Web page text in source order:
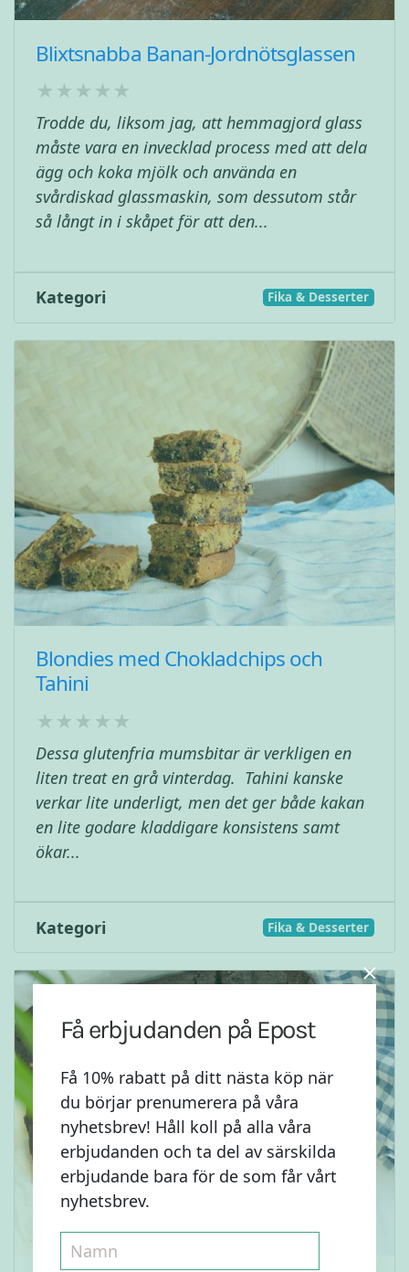
Blixtsnabba Banan-Jordnötsglassen
Trodde du, liksom jag, att hemmagjord glass
måste vara en invecklad process med att dela
ägg och koka mjölk och använda en
svårdiskad glassmaskin, som dessutom står
så långt in i skåpet för att den...
Kategori Fika & Desserter
Blondies med Chokladchips och
Tahini
Dessa glutenfria mumsbitar är verkligen en
liten treat en grå vinterdag. Tahini kanske
verkar lite underligt, men det ger både kakan
en lite godare kladdigare konsistens samt
ökar...
Kategori Fika & Desserter
Få erbjudanden på Epost
Få 10% rabatt på ditt nästa köp när
du börjar prenumerera på våra
nyhetsbrev! Håll koll på alla våra
erbjudanden och ta del av särskilda
erbjudande bara för de som får vårt
nyhetsbrev.